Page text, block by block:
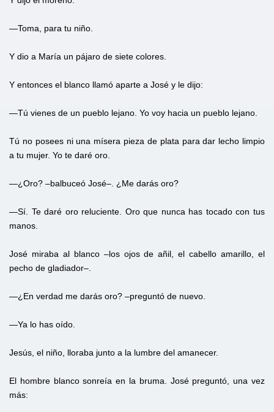
—Toma, para tu niño.
Y dio a María un pájaro de siete colores.
Y entonces el blanco llamó aparte a José y le dijo:
—Tú vienes de un pueblo lejano. Yo voy hacia un pueblo lejano.
Tú no posees ni una mísera pieza de plata para dar lecho limpio
a tu mujer. Yo te daré oro.
—¿Oro? –balbuceó José–. ¿Me darás oro?
—Sí. Te daré oro reluciente. Oro que nunca has tocado con tus
manos.
José miraba al blanco –los ojos de añil, el cabello amarillo, el
pecho de gladiador–.
—¿En verdad me darás oro? –preguntó de nuevo.
—Ya lo has oído.
Jesús, el niño, lloraba junto a la lumbre del amanecer.
El hombre blanco sonreía en la bruma. José preguntó, una vez
más: